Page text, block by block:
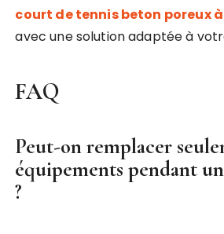
court de tennis beton poreux
avec une solution adaptée à
FAQ
Peut-on remplacer
équipements pendant
?